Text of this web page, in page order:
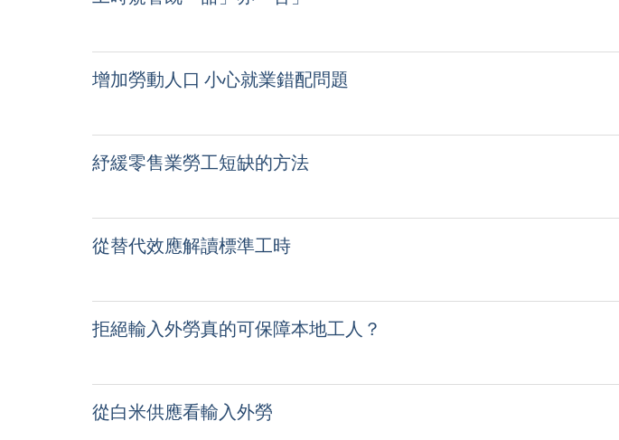
增加勞動人口 小心就業錯配問題
紓緩零售業勞工短缺的方法
從替代效應解讀標準工時
拒絕輸入外勞真的可保障本地工人？
從白米供應看輸入外勞